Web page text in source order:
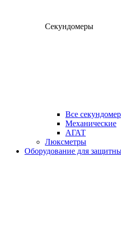
Секундомеры
Все
Механические
АГАТ
Люксметры
Оборудование для